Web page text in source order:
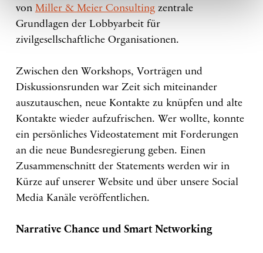
von Miller & Meier Consultingzentrale
Grundlagen der Lobbyarbeit für
zivilgesellschaftliche Organisationen.
Zwischen den Workshops, Vorträgen und
Diskussionsrunden war Zeit sich miteinander
auszutauschen, neue Kontakte zu knüpfen und alte
Kontakte wieder aufzufrischen. Wer wollte, konnte
ein persönliches Videostatement mit Forderungen
an die neue Bundesregierung geben. Einen
Zusammenschnitt der Statements werden wir in
Kürze auf unserer Website und über unsere Social
Media Kanäle veröffentlichen.
Narrative Chance und Smart Networking